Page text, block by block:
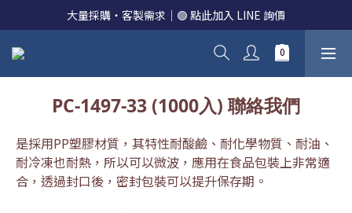
大量採購・客製需求｜🟢 點此加入 LINE 詢價
PC-1497-33 (1000入) 聯絡我們
是採用PP塑膠材質，其特性耐酸鹼、耐化學物質、耐油、
耐冷凍也耐熱，所以可以微波，應用在食品包裝上非常適
合，透過封口後，密封包裝可以提升保存期。